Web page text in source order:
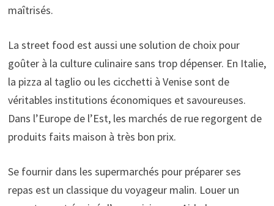
maîtrisés.
La street food est aussi une solution de choix pour
goûter à la culture culinaire sans trop dépenser. En Italie,
la pizza al taglio ou les cicchetti à Venise sont de
véritables institutions économiques et savoureuses.
Dans l’Europe de l’Est, les marchés de rue regorgent de
produits faits maison à très bon prix.
Se fournir dans les supermarchés pour préparer ses
repas est un classique du voyageur malin. Louer un